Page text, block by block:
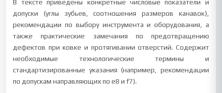
В тексте приведены конкретные числовые показатели и
допуски (углы зубьев, соотношения размеров канавок),
рекомендации по выбору инструмента и оборудования, а
также практические замечания по предотвращению
дефектов при ковке и протягивании отверстий. Содержит
необходимые технологические термины и
стандартизированные указания (например, рекомендации
по допускам направляющих по е8 и f7).